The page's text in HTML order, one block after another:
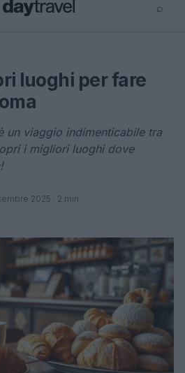
⌕
luoghi per fare
un viaggio indimenticabile tra
i migliori luoghi dove
2025 · 2 min